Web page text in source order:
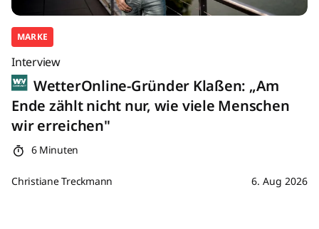
MARKE
Interview
WetterOnline-Gründer Klaßen: „Am
Ende zählt nicht nur, wie viele Menschen
wir erreichen"
6 Minuten
Christiane Treckmann 6. Aug 2026